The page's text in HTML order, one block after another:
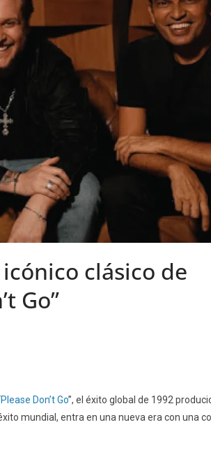
clásico de
Go”
Please Don’t Go”, el éxito global de 1992
mundial, entra en una nueva era con una